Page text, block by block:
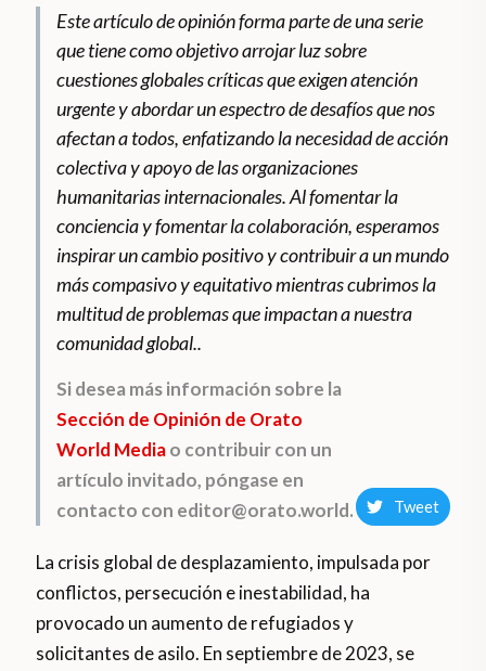
Este artículo de opinión forma parte de una serie
que tiene como objetivo arrojar luz sobre
cuestiones globales críticas que exigen atención
urgente y abordar un espectro de desafíos que nos
afectan a todos, enfatizando la necesidad de acción
colectiva y apoyo de las organizaciones
humanitarias internacionales. Al fomentar la
conciencia y fomentar la colaboración, esperamos
inspirar un cambio positivo y contribuir a un mundo
más compasivo y equitativo mientras cubrimos la
multitud de problemas que impactan a nuestra
comunidad global..
Si desea más información sobre la
Sección de Opinión de Orato
World Mediao contribuir con un
artículo invitado, póngase en
contacto con editor@orato.world.
Tweet
La crisis global de desplazamiento, impulsada por
conflictos, persecución e inestabilidad, ha
provocado un aumento de refugiados y
solicitantes de asilo. En septiembre de 2023, se